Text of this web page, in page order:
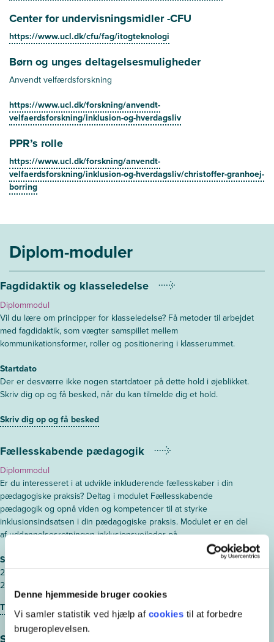
Denne hjemmeside bruger cookies
Vi samler statistik ved hjælp af cookies til at forbedre
brugeroplevelsen.
Center for undervisningsmidler -CFU
https://www.ucl.dk/cfu/fag/itogteknologi
Børn og unges deltagelsesmuligheder
Anvendt velfærdsforskning
https://www.ucl.dk/forskning/anvendt-
velfaerdsforskning/inklusion-og-hverdagsliv
PPR’s rolle
https://www.ucl.dk/forskning/anvendt-
velfaerdsforskning/inklusion-og-hverdagsliv/christoffer-granhoej-
borring
Diplom-moduler
Fagdidaktik og klasseledelse
Diplommodul
Vil du lære om principper for klasseledelse? Få metoder til arbejdet
med fagdidaktik, som vægter samspillet mellem
kommunikationsformer, roller og positionering i klasserummet.
Startdato
Der er desværre ikke nogen startdatoer på dette hold i øjeblikket.
Skriv dig op og få besked, når du kan tilmelde dig et hold.
Skriv dig op og få besked
Fællesskabende pædagogik
Diplommodul
Er du interesseret i at udvikle inkluderende fællesskaber i din
pædagogiske praksis? Deltag i modulet Fællesskabende
pædagogik og opnå viden og kompetencer til at styrke
inklusionsindsatsen i din pædagogiske praksis. Modulet er en del
af uddannelsesretningen inklusionsvejleder på...
Startdato
24. august 2026 - Odense
25. januar 2027 - Odense
Tilmeld diplommodul